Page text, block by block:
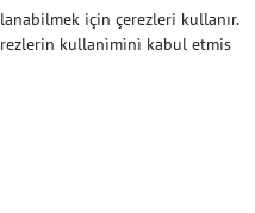
için çerezleri kullanır.
kullanìmìnì kabul etmis